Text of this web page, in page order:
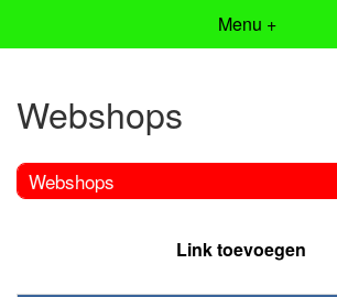
Menu +
Webshops
Webshops
Link toevoegen